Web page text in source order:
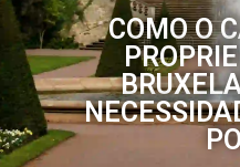
COMO O